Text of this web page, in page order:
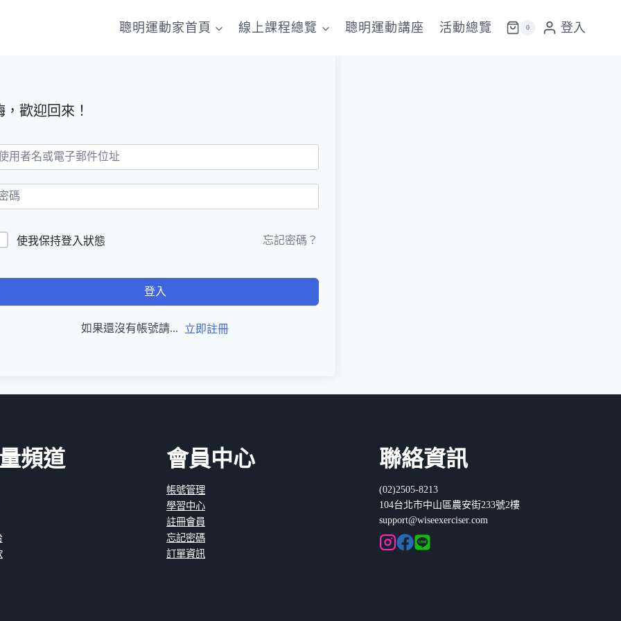
聰明運動家首頁 線上課程總覽 聰明運動講座 活動總覽 0 登入
，歡迎回來！
使我保持登入狀態 忘記密碼？
登入
如果還沒有帳號請... 立即註冊
頻道 會員中心
帳號管理
學習中心
註冊會員
忘記密碼
訂單資訊
聯絡資訊
(02)2505-8213
104台北市中山區農安街233號2樓
support@wiseexerciser.com